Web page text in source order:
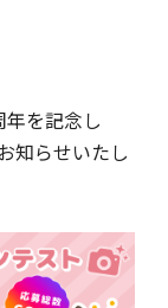
を記念し
知らせいたし